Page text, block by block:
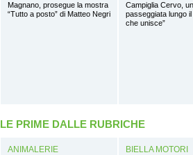
Magnano, prosegue la mostra
“Tutto a posto” di Matteo Negri
Campiglia Cervo,
passeggiata lungo il
che unisce”
LE PRIME DALLE RUBRICHE
ANIMALERIE BIELLA MOTORI